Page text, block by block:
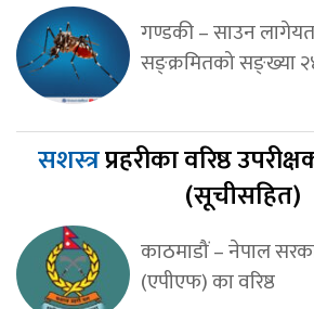
गण्डकी – साउन
सङ्क्रमितको सङ्ख्या
सशस्त्रप्रहरीका वरिष्ठ
(सूचीसहित)
काठमाडौं – नेपाल
(एपीएफ) का वरिष्ठ